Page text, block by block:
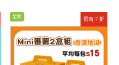
限時 7 折
全素